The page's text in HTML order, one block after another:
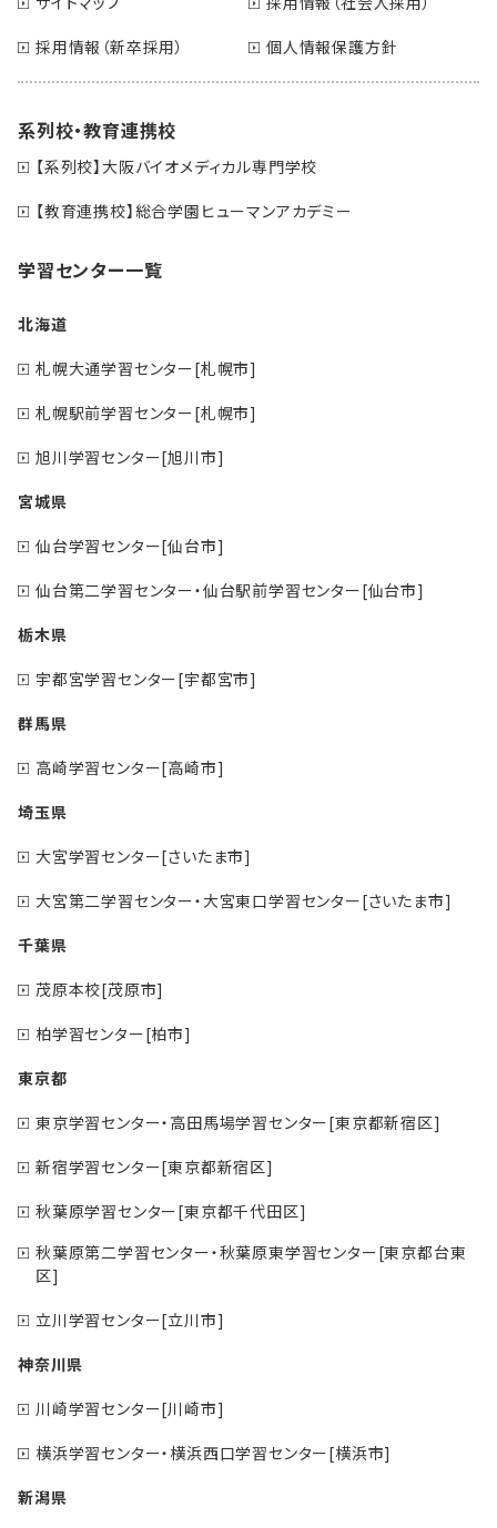
採用情報（新卒採用）
個人情報保護方針
系列校・教育連携校
【系列校】大阪バイオメディカル専門学校
【教育連携校】総合学園ヒューマンアカデミー
学習センター一覧
北海道
札幌大通学習センター[札幌市]
札幌駅前学習センター[札幌市]
旭川学習センター[旭川市]
宮城県
仙台学習センター[仙台市]
仙台第二学習センター・仙台駅前学習センター[仙台市]
栃木県
宇都宮学習センター[宇都宮市]
群馬県
高崎学習センター[高崎市]
埼玉県
大宮学習センター[さいたま市]
大宮第二学習センター・大宮東口学習センター[さいたま市]
千葉県
茂原本校[茂原市]
柏学習センター[柏市]
東京都
東京学習センター・高田馬場学習センター[東京都新宿区]
新宿学習センター[東京都新宿区]
秋葉原学習センター[東京都千代田区]
秋葉原第二学習センター・秋葉原東学習センター[東京都台東
区]
立川学習センター[立川市]
神奈川県
川崎学習センター[川崎市]
横浜学習センター・横浜西口学習センター[横浜市]
新潟県